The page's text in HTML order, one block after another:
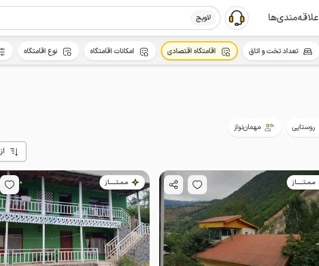
علاقه‌مندی‌ها لاویج
روستایی مهمان‌نواز
مـمـتــــــاز مـمـتــــــاز
تعداد تخت و اتاق اقامتگاه اقتصادی امکانات اقامتگاه نوع اقامتگاه